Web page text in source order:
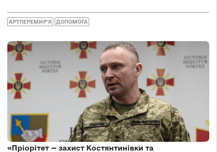
АРТПЕРЕМИР'Я ДОПОМОГА
«Пріорітет — захист Костянтинівки та